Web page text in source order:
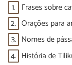
1. Frases sobre
2. Orações para
3. Nomes de
4. História de